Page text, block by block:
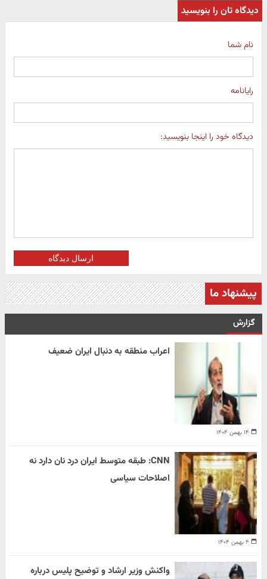
دیدگاه تان را بنویسید
نام شما
رایانامه
دیدگاه خود را اینجا بنویسید:
ارسال دیدگاه
پیشنهاد ما
گزارش
۱۴ بهمن ۱۴۰۴
اعراب منطقه به دنبال ایران ضعیف
۴ بهمن ۱۴۰۴
CNN: طبقه متوسط ایران درد نان دارد نه
اصلاحات سیاسی
واکنش وزیر ارشاد و توضیح پلیس درباره